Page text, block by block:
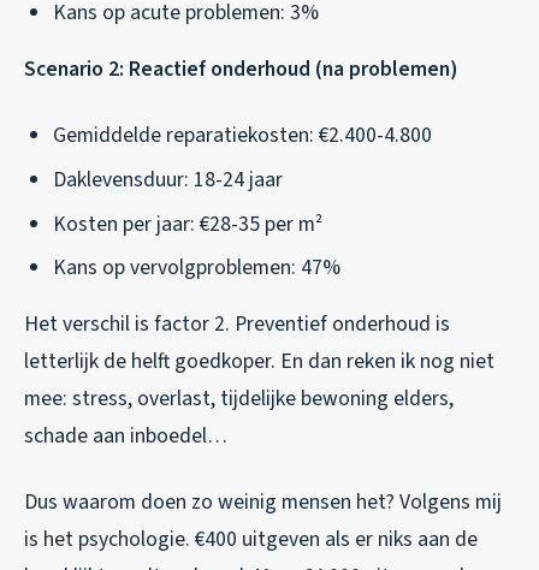
Kans op acute problemen: 3%
Scenario 2: Reactief onderhoud (na problemen)
Gemiddelde reparatiekosten: €2.400-4.800
Daklevensduur: 18-24 jaar
Kosten per jaar: €28-35 per m²
Kans op vervolgproblemen: 47%
Het verschil is factor 2. Preventief onderhoud is
letterlijk de helft goedkoper. En dan reken ik nog niet
mee: stress, overlast, tijdelijke bewoning elders,
schade aan inboedel…
Dus waarom doen zo weinig mensen het? Volgens mij
is het psychologie. €400 uitgeven als er niks aan de